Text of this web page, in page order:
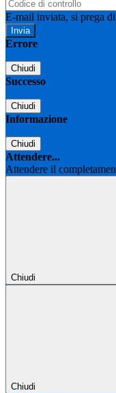
E-mail inviata, si prega
Errore
Chiudi
Successo
Chiudi
Informazione
Chiudi
Attendere...
Attendere il
Chiudi
Chiudi